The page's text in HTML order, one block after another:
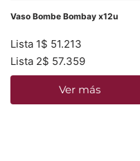
Vaso Bombe Bombay x12u
Lista 1$ 51.213
Lista 2$ 57.359
Ver más